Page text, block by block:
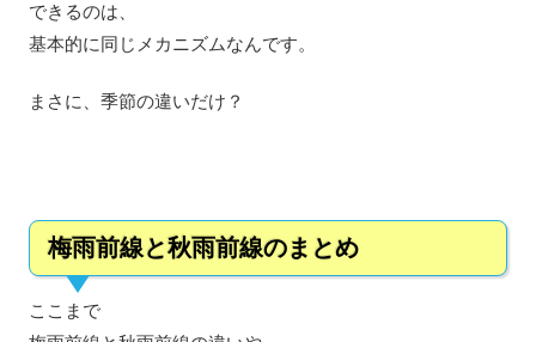
できるのは、
基本的に同じメカニズムなんです。
まさに、季節の違いだけ？
梅雨前線と秋雨前線のまとめ
ここまで